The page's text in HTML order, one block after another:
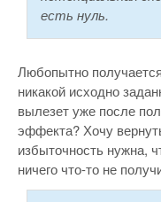
есть нуль.
Любопытно
никакой исходно
вылезет уже после
эффекта? Хочу
избыточность нужна,
ничего что-то не